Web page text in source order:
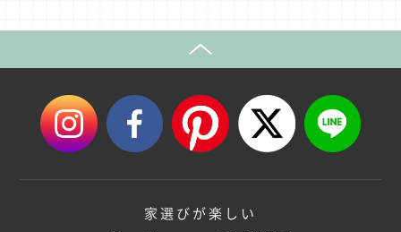
家選びが楽しい